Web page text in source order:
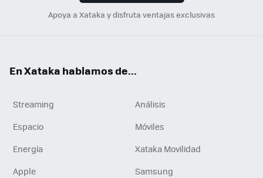
Apoya a Xataka y disfruta ventajas exclusivas
En Xataka hablamos de...
Streaming
Análisis
Espacio
Móviles
Energía
Xataka Movilidad
Apple
Samsung